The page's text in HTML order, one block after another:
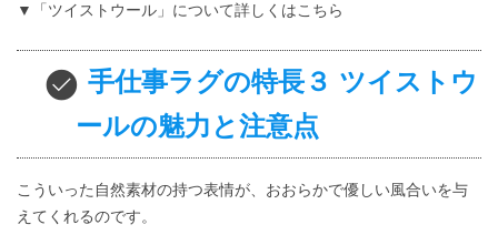
▼「ツイストウール」について詳しくはこちら
手仕事ラグの特長３ ツイストウ
ールの魅力と注意点
こういった自然素材の持つ表情が、おおらかで優しい風合いを与
えてくれるのです。